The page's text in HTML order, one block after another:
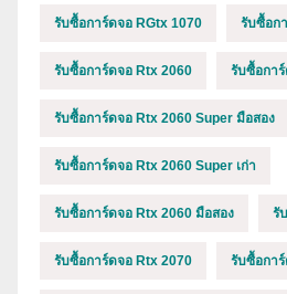
รับซื้อการ์ดจอ RGtx 1070 รับซื้อก
รับซื้อการ์ดจอ Rtx 2060 รับซื้อกา
รับซื้อการ์ดจอ Rtx 2060 Super มือสอง
รับซื้อการ์ดจอ Rtx 2060 Super เก่า
รับซื้อการ์ดจอ Rtx 2060 มือสอง รั
รับซื้อการ์ดจอ Rtx 2070 รับซื้อกา